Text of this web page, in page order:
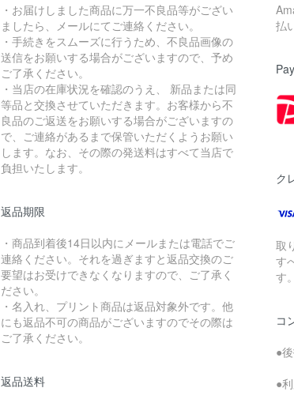
・お届けしました商品に万一不良品等がござい
ましたら、メールにてご連絡ください。
・手続きをスムーズに行うため、不良品画像の
送信をお願いする場合がございますので、予め
ご了承ください。
・当店の在庫状況を確認のうえ、 新品または同
等品と交換させていただきます。お客様から不
良品のご返送をお願いする場合がございますの
で、ご連絡があるまで保管いただくようお願い
します。なお、その際の発送料はすべて当店で
負担いたします。
返品期限
・商品到着後14日以内にメールまたは電話でご
連絡ください。それを過ぎますと返品交換のご
要望はお受けできなくなりますので、ご了承く
ださい。
・名入れ、プリント商品は返品対象外です。他
にも返品不可の商品がございますのでその際は
ご了承ください。
返品送料
払
ク
取
す
す。
コ
●
●